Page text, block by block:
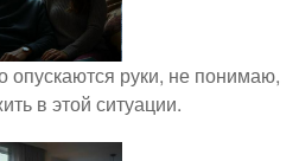
опускаются руки, не понимаю,
в этой ситуации.